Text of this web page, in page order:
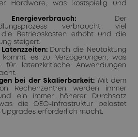
Hardware, was kostspielig und
Der
verbraucht viel
die Betriebskosten erhöht und die
steigert.
Durch die Neutaktung
kommt es zu Verzögerungen, was
für latenzkritische Anwendungen
bei der Skalierbarkeit: Mit dem
Rechenzentren werden immer
ein immer höherer Durchsatz
die OEO-Infrastruktur belastet
Upgrades erforderlich macht.